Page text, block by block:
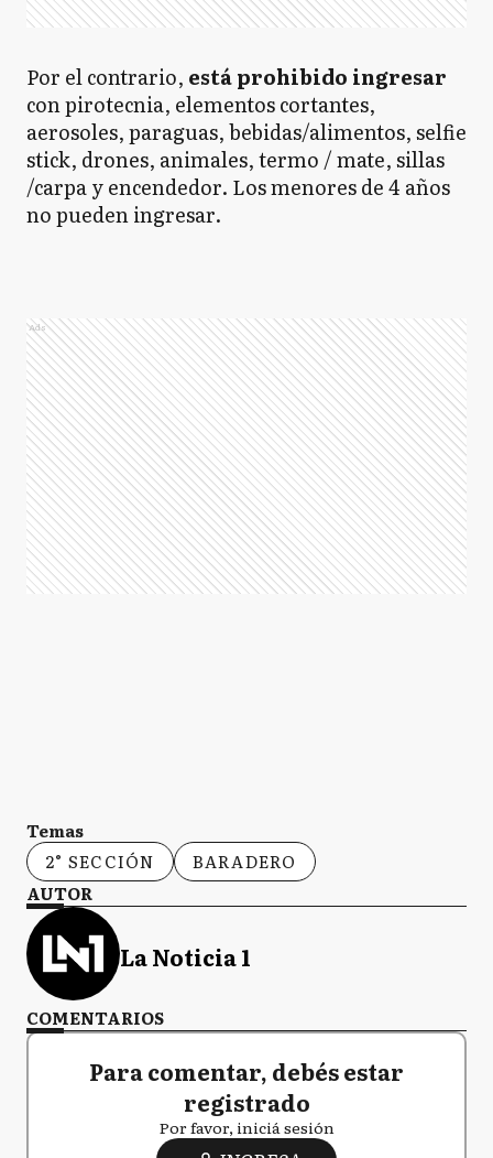
Por el contrario, está prohibido ingresar
con pirotecnia, elementos cortantes,
aerosoles, paraguas, bebidas/alimentos, selfie
stick, drones, animales, termo / mate, sillas
/carpa y encendedor. Los menores de 4 años
no pueden ingresar.
Ads
Temas
2° SECCIÓN
BARADERO
AUTOR
La Noticia 1
COMENTARIOS
Para comentar, debés estar
registrado
Por favor, iniciá sesión